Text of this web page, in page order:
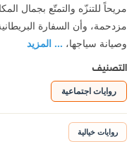
مريحاً للتنزّه والتمتّع بجمال
مزدحمة، وأن السفارة
وصيانة سياجها، ... المزيد
التصنيف
روايات اجتماعية
روايات خيالية